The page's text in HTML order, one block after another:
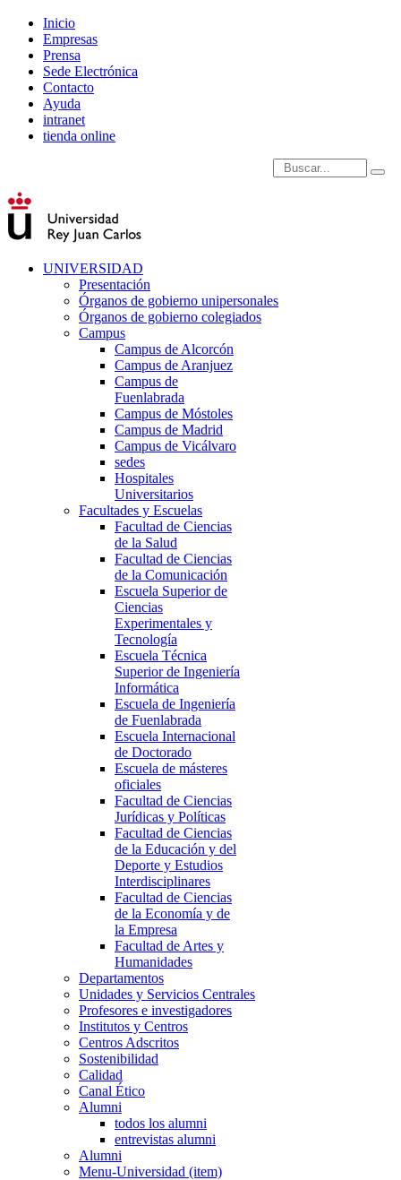
Inicio
Empresas
Prensa
Sede Electrónica
Contacto
Ayuda
intranet
tienda online
Introduce términos de
UNIVERSIDAD
Presentación
Órganos de gobierno unipersonales
Órganos de gobierno colegiados
Campus
Campus de Alcorcón
Campus de Aranjuez
Campus de
Fuenlabrada
Campus de Móstoles
Campus de Madrid
Campus de Vicálvaro
sedes
Hospitales
Universitarios
Facultades y Escuelas
Facultad de Ciencias
de la Salud
Facultad de Ciencias
de la Comunicación
Escuela Superior de
Ciencias
Experimentales y
Tecnología
Escuela Técnica
Superior de Ingeniería
Informática
Escuela de Ingeniería
de Fuenlabrada
Escuela Internacional
de Doctorado
Escuela de másteres
oficiales
Facultad de Ciencias
Jurídicas y Políticas
Facultad de Ciencias
de la Educación y del
Deporte y Estudios
Interdisciplinares
Facultad de Ciencias
de la Economía y de
la Empresa
Facultad de Artes y
Humanidades
Departamentos
Unidades y Servicios Centrales
Profesores e investigadores
Institutos y Centros
Centros Adscritos
Sostenibilidad
Calidad
Canal Ético
Alumni
todos los alumni
entrevistas alumni
Alumni
Menu-Universidad (item)